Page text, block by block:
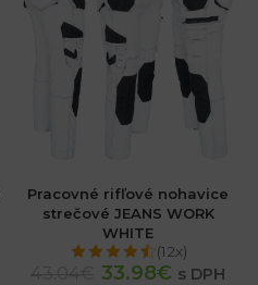
Pracovné rifľové nohavice
strečové JEANS WORK
WHITE
(12x)
33.98€ s DPH